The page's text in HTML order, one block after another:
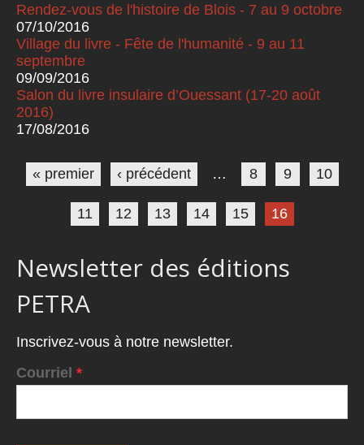
Rendez-vous de l'histoire de Blois - 7 au 9 octobre
07/10/2016
Village du livre - Fête de l'humanité - 9 au 11
septembre
09/09/2016
Salon du livre insulaire d’Ouessant (17-20 août
2016)
17/08/2016
Pages
« premier ‹ précédent … 8 9 10
11 12 13 14 15 16
Newsletter des éditions
PETRA
Inscrivez-vous à notre newsletter.
Courriel *